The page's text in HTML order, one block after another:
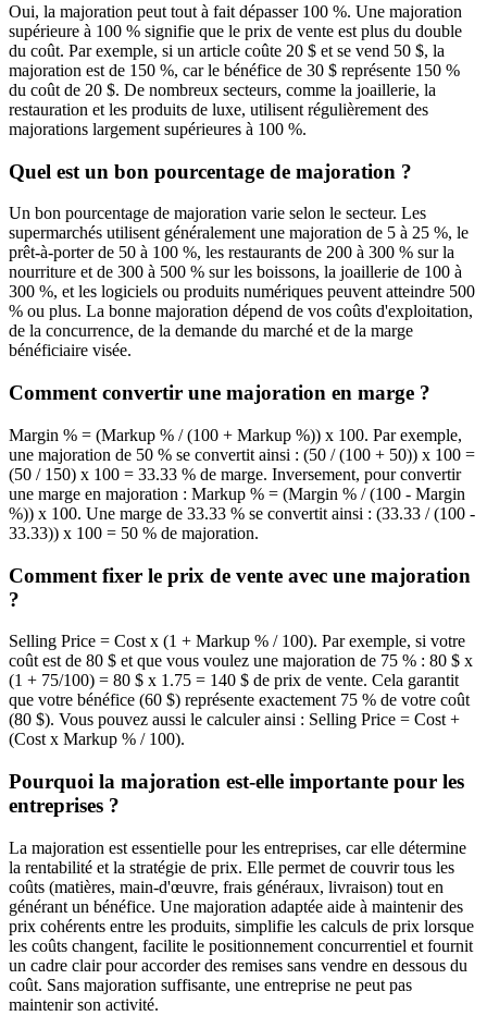
Oui, la majoration peut tout à fait dépasser 100 %. Une majoration
supérieure à 100 % signifie que le prix de vente est plus du double
du coût. Par exemple, si un article coûte 20 $ et se vend 50 $, la
majoration est de 150 %, car le bénéfice de 30 $ représente 150 %
du coût de 20 $. De nombreux secteurs, comme la joaillerie, la
restauration et les produits de luxe, utilisent régulièrement des
majorations largement supérieures à 100 %.
Quel est un bon pourcentage de majoration ?
Un bon pourcentage de majoration varie selon le secteur. Les
supermarchés utilisent généralement une majoration de 5 à 25 %, le
prêt-à-porter de 50 à 100 %, les restaurants de 200 à 300 % sur la
nourriture et de 300 à 500 % sur les boissons, la joaillerie de 100 à
300 %, et les logiciels ou produits numériques peuvent atteindre 500
% ou plus. La bonne majoration dépend de vos coûts d'exploitation,
de la concurrence, de la demande du marché et de la marge
bénéficiaire visée.
Comment convertir une majoration en marge ?
Margin % = (Markup % / (100 + Markup %)) x 100. Par exemple,
une majoration de 50 % se convertit ainsi : (50 / (100 + 50)) x 100 =
(50 / 150) x 100 = 33.33 % de marge. Inversement, pour convertir
une marge en majoration : Markup % = (Margin % / (100 - Margin
%)) x 100. Une marge de 33.33 % se convertit ainsi : (33.33 / (100 -
33.33)) x 100 = 50 % de majoration.
Comment fixer le prix de vente avec une majoration
?
Selling Price = Cost x (1 + Markup % / 100). Par exemple, si votre
coût est de 80 $ et que vous voulez une majoration de 75 % : 80 $ x
(1 + 75/100) = 80 $ x 1.75 = 140 $ de prix de vente. Cela garantit
que votre bénéfice (60 $) représente exactement 75 % de votre coût
(80 $). Vous pouvez aussi le calculer ainsi : Selling Price = Cost +
(Cost x Markup % / 100).
Pourquoi la majoration est-elle importante pour les
entreprises ?
La majoration est essentielle pour les entreprises, car elle détermine
la rentabilité et la stratégie de prix. Elle permet de couvrir tous les
coûts (matières, main-d'œuvre, frais généraux, livraison) tout en
générant un bénéfice. Une majoration adaptée aide à maintenir des
prix cohérents entre les produits, simplifie les calculs de prix lorsque
les coûts changent, facilite le positionnement concurrentiel et fournit
un cadre clair pour accorder des remises sans vendre en dessous du
coût. Sans majoration suffisante, une entreprise ne peut pas
maintenir son activité.